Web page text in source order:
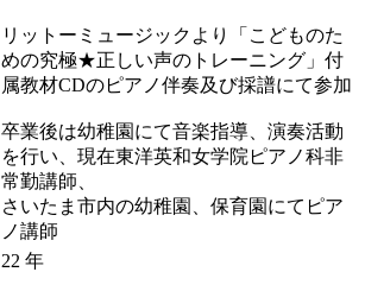
リットーミュージックより「こどものた
めの究極★正しい声のトレーニング」付
属教材CDのピアノ伴奏及び採譜にて参加
卒業後は幼稚園にて音楽指導、演奏活動
を行い、現在東洋英和女学院ピアノ科非
常勤講師、
さいたま市内の幼稚園、保育園にてピア
ノ講師
22 年